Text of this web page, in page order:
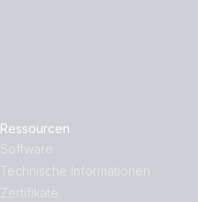
Ressourcen
Software
Technische Informationen
Zertifikate